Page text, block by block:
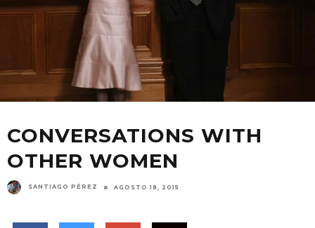
CONVERSATIONS WITH
OTHER WOMEN
SANTIAGO PÉREZ AGOSTO 18, 2015